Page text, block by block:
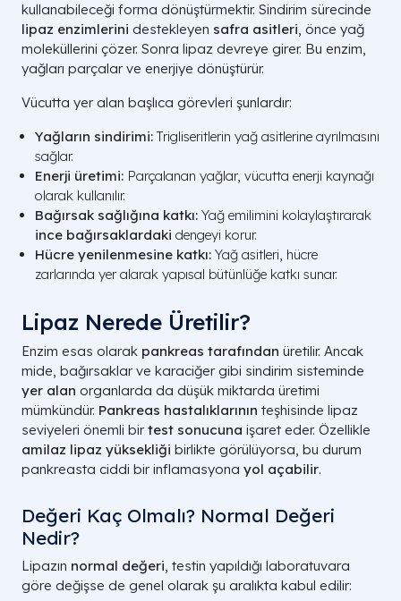
kullanabileceği forma dönüştürmektir. Sindirim sürecinde
lipaz enzimlerini destekleyen safra asitleri, önce yağ
moleküllerini çözer. Sonra lipaz devreye girer. Bu enzim,
yağları parçalar ve enerjiye dönüştürür.
Vücutta yer alan başlıca görevleri şunlardır:
Yağların sindirimi: Trigliseritlerin yağ asitlerine ayrılmasını
sağlar.
Enerji üretimi: Parçalanan yağlar, vücutta enerji kaynağı
olarak kullanılır.
Bağırsak sağlığına katkı: Yağ emilimini kolaylaştırarak
ince bağırsaklardaki dengeyi korur.
Hücre yenilenmesine katkı: Yağ asitleri, hücre
zarlarında yer alarak yapısal bütünlüğe katkı sunar.
Lipaz Nerede Üretilir?
Enzim esas olarak pankreas tarafından üretilir. Ancak
mide, bağırsaklar ve karaciğer gibi sindirim sisteminde
yer alan organlarda da düşük miktarda üretimi
mümkündür. Pankreas hastalıklarının teşhisinde lipaz
seviyeleri önemli birtest sonucuna işaret eder. Özellikle
amilaz lipaz yüksekliği birlikte görülüyorsa, bu durum
pankreasta ciddi bir inflamasyona yol açabilir.
Değeri Kaç Olmalı? Normal Değeri
Nedir?
Lipazın normal değeri, testin yapıldığı laboratuvara
göre değişse de genel olarak şu aralıkta kabul edilir: